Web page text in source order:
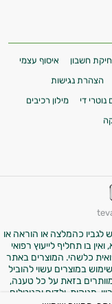
חשבון
איסוף עצמי
הצהרת נגישות
די
מילון רכיבים
לגביו כהמלצה או הוראה או
בו תחליף לייעוץ רפואי
כלשהי. המוצרים באתר
במוצרים עשוי להוביל
בזאת על כל טענה,
מניקות, ילדים והנוטלים